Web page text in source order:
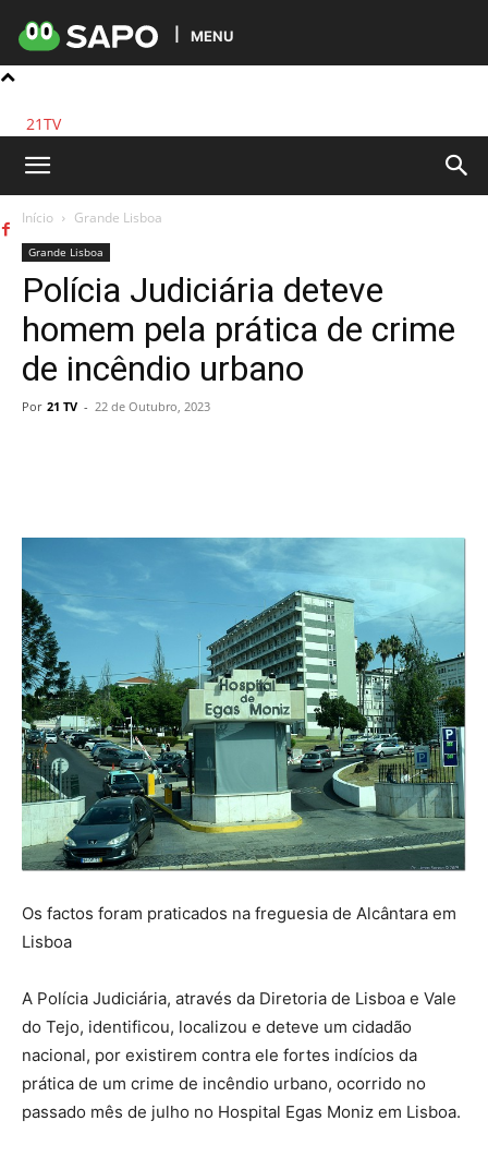
MENU
21TV
Início Grande Lisboa
Grande Lisboa
Polícia Judiciária deteve
homem pela prática de crime
de incêndio urbano
Por 21 TV - 22 de Outubro, 2023
Os factos foram praticados na freguesia de Alcântara em
Lisboa
A Polícia Judiciária, através da Diretoria de Lisboa e Vale
do Tejo, identificou, localizou e deteve um cidadão
nacional, por existirem contra ele fortes indícios da
prática de um crime de incêndio urbano, ocorrido no
passado mês de julho no Hospital Egas Moniz em Lisboa.